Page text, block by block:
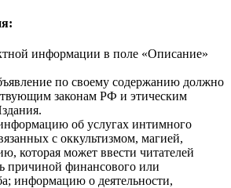
информации в поле «Описание»
по своему содержанию должно
законам РФ и этическим
об услугах интимного
с оккультизмом, магией,
которая может ввести читателей
причиной финансового или
информацию о деятельности,